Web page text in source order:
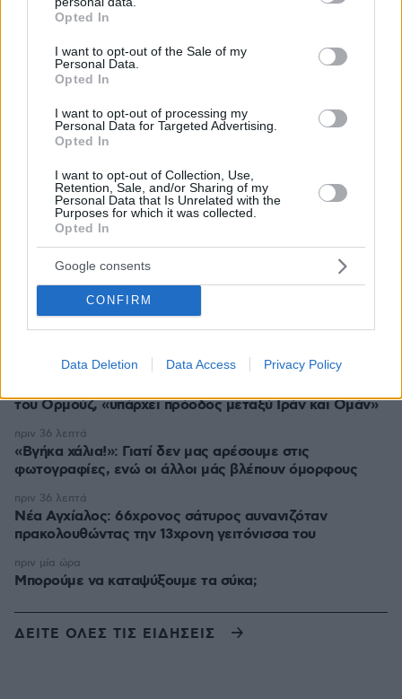
grant or deny consent to Google and its third-party tags to
use your data for below specified purposes in below Google
consent section.
Opted In
I want to opt-out of the Sale of my
Personal Data.
Opted In
I want to opt-out of processing my
Personal Data for Targeted Advertising.
Opted In
I want to opt-out of Collection, Use,
Retention, Sale, and/or Sharing of my
Personal Data that Is Unrelated with the
Purposes for which it was collected.
Opted In
Google consents
CONFIRM
Data Deletion Data Access Privacy Policy
Βάλθηκε να τρελάνει κόσμο ο Καντέρ: Ο Τούρκος
πρώην σέντερ του NBA δηλώνει ότι πληροί τα
κριτήρια... συμπερίληψης και δηλώνει υποψήφιος να
παίξει στο WNBA
Γιατί ο πάγος στα bar είναι τόσο διάφανος ενώ στο σπίτι
θολώνει;
Λεοντίτο Αργιθέας: Στο καφενείο του παπά Χρήστου,
κάτω από τον «Πλάτανο του Καραϊσκάκη»
Δεύτερη εβδομάδα κερδών στη Wall Street: Νέο ρεκόρ
για τον S&P 500
πριν 23 λεπτά
«Πόλεμος» Σάντσεθ - Μελόνι λόγω της Θέουτα: Η
Ισπανία επιβάλλει και αυτή έλεγχους στα σύνορα σε
πριν 28 λεπτά
του Ορμούζ, «υπάρχει πρόοδος μεταξύ Ιράν και Ομάν»
πριν 32 λεπτά
«Βγήκα χάλια!»: Γιατί δεν μας αρέσουμε στις
φωτογραφίες, ενώ οι άλλοι μάς βλέπουν όμορφους
πριν 36 λεπτά
Νέα Αγχίαλος: 66χρονος σάτυρος αυνανιζόταν
πρακολουθώντας την 13χρονη γειτόνισσα του
πριν 36 λεπτά
Μπορούμε να καταψύξουμε τα σύκα;
πριν μία ώρα
ΔΕΙΤΕ ΟΛΕΣ ΤΙΣ ΕΙΔΗΣΕΙΣ